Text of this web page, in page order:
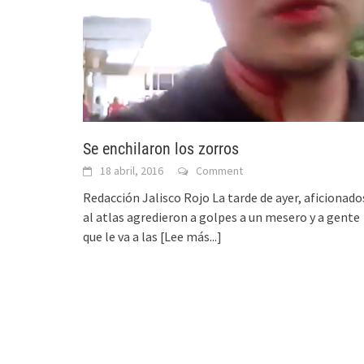
Se enchilaron los zorros
18 abril, 2016 Comment
Redacción Jalisco Rojo La tarde de ayer,
al atlas agredieron a golpes a un mesero y a gente
que le va a las [Lee más...]